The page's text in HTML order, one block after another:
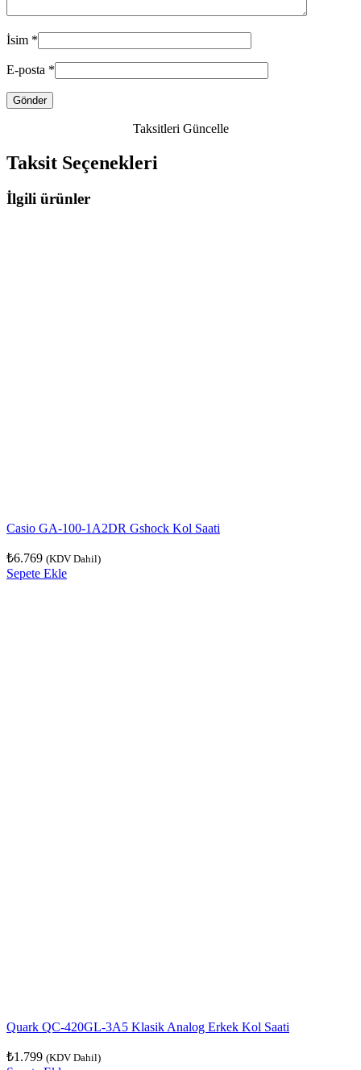
İsim *
E-posta *
Taksitleri Güncelle
Taksit Seçenekleri
İlgili ürünler
Casio GA-100-1A2DR Gshock Kol Saati
₺6.769 (KDV Dahil)
Sepete Ekle
Quark QC-420GL-3A5 Klasik Analog Erkek Kol Saati
₺1.799 (KDV Dahil)